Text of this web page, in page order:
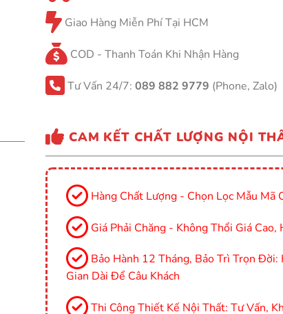
Giao Hàng Miễn Phí Tại HCM
COD - Thanh Toán Khi Nhận Hàng
Tư Vấn 24/7: 089 882 9779 (Phone, Zalo)
CAM KẾT CHẤT LƯỢNG NỘI
Hàng Chất Lượng - Chọn Lọc Mẫu Mã
Giá Phải Chăng - Không Thổi Giá
Bảo Hành 12 Tháng, Bảo Trì Trọn Đời:
Gian Dài Để Câu Khách
Thi Công Thiết Kế Nội Thất: Tư Vấn,